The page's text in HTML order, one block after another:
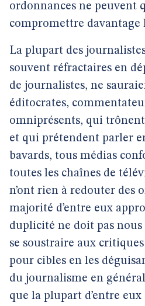
ordonnances ne peuvent
compromettre davantage
La plupart des
souvent réfractaires en
de journalistes, ne
éditocrates,
omniprésents, qui
et qui prétendent parler
bavards, tous médias
toutes les chaînes de
n’ont rien à redouter des
majorité d’entre eux
duplicité ne doit pas
se soustraire aux
pour cibles en les
du journalisme en
que la plupart d’entre